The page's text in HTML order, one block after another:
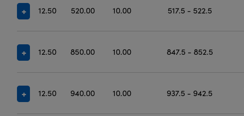
12.50 520.00 10.00 517.5 - 522.5
12.50 850.00 10.00 847.5 - 852.5
12.50 940.00 10.00 937.5 - 942.5